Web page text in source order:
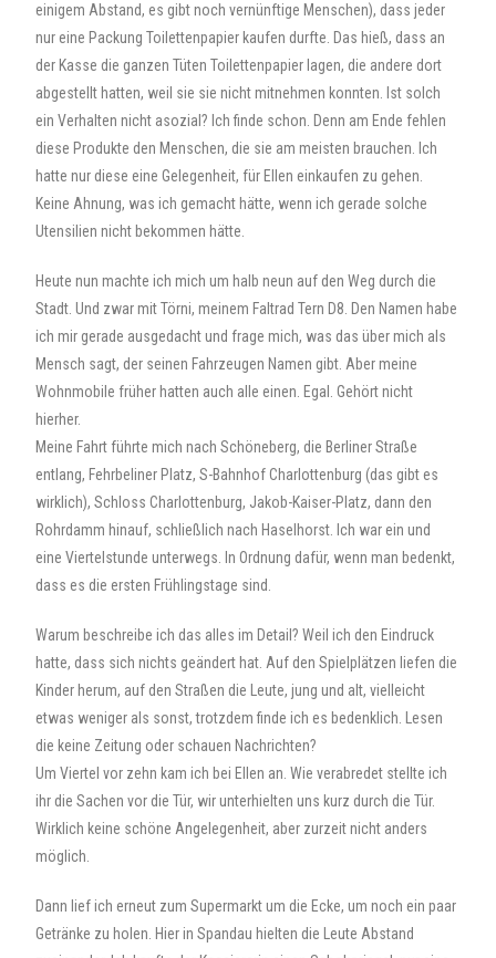
einigem Abstand, es gibt noch vernünftige Menschen), dass jeder
nur eine Packung Toilettenpapier kaufen durfte. Das hieß, dass an
der Kasse die ganzen Tüten Toilettenpapier lagen, die andere dort
abgestellt hatten, weil sie sie nicht mitnehmen konnten. Ist solch
ein Verhalten nicht asozial? Ich finde schon. Denn am Ende fehlen
diese Produkte den Menschen, die sie am meisten brauchen. Ich
hatte nur diese eine Gelegenheit, für Ellen einkaufen zu gehen.
Keine Ahnung, was ich gemacht hätte, wenn ich gerade solche
Utensilien nicht bekommen hätte.
Heute nun machte ich mich um halb neun auf den Weg durch die
Stadt. Und zwar mit Törni, meinem Faltrad Tern D8. Den Namen habe
ich mir gerade ausgedacht und frage mich, was das über mich als
Mensch sagt, der seinen Fahrzeugen Namen gibt. Aber meine
Wohnmobile früher hatten auch alle einen. Egal. Gehört nicht
hierher.
Meine Fahrt führte mich nach Schöneberg, die Berliner Straße
entlang, Fehrbeliner Platz, S-Bahnhof Charlottenburg (das gibt es
wirklich), Schloss Charlottenburg, Jakob-Kaiser-Platz, dann den
Rohrdamm hinauf, schließlich nach Haselhorst. Ich war ein und
eine Viertelstunde unterwegs. In Ordnung dafür, wenn man bedenkt,
dass es die ersten Frühlingstage sind.
Warum beschreibe ich das alles im Detail? Weil ich den Eindruck
hatte, dass sich nichts geändert hat. Auf den Spielplätzen liefen die
Kinder herum, auf den Straßen die Leute, jung und alt, vielleicht
etwas weniger als sonst, trotzdem finde ich es bedenklich. Lesen
die keine Zeitung oder schauen Nachrichten?
Um Viertel vor zehn kam ich bei Ellen an. Wie verabredet stellte ich
ihr die Sachen vor die Tür, wir unterhielten uns kurz durch die Tür.
Wirklich keine schöne Angelegenheit, aber zurzeit nicht anders
möglich.
Dann lief ich erneut zum Supermarkt um die Ecke, um noch ein paar
Getränke zu holen. Hier in Spandau hielten die Leute Abstand